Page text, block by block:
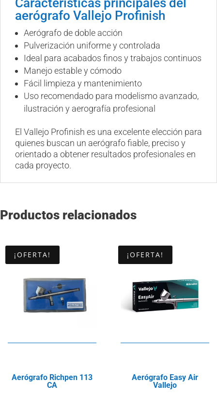
Características principales del
aerógrafo Vallejo Profinish
Aerógrafo de doble acción
Pulverización uniforme y controlada
Ideal para acabados finos y trabajos continuos
Manejo estable y cómodo
Fácil limpieza y mantenimiento
Uso recomendado para modelismo avanzado,
ilustración y aerografía profesional
El Vallejo Profinish es una excelente elección para
quienes buscan un aerógrafo fiable, preciso y
orientado a obtener resultados profesionales en
cada proyecto.
Productos relacionados
¡OFERTA!
Aerógrafo Richpen 113
CA
¡OFERTA!
Aerógrafo Easy Air
Vallejo